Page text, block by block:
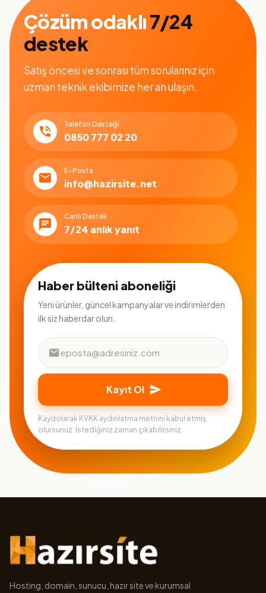
Çözüm odaklı7/24
destek
Satış öncesi ve sonrası tüm sorularınız için
uzman teknik ekibimize her an ulaşın.
Telefon Desteği
0850 777 02 20
E-Posta
info@hazirsite.net
Canlı Destek
7/24 anlık yanıt
Haber bülteni aboneliği
Yeni ürünler, güncel kampanyalar ve indirimlerden
ilk siz haberdar olun.
Kayıt Ol
Kaydolarak KVKK aydınlatma metnini kabul etmiş
olursunuz. İstediğiniz zaman çıkabilirsiniz.
Hosting, domain, sunucu, hazır site ve kurumsal